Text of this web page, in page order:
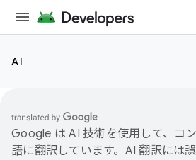
AI
Google は AI 技術を使用して、コ
語に翻訳しています。AI 翻訳には